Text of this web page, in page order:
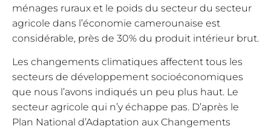
ménages ruraux et le poids du secteur du secteur
agricole dans l’économie camerounaise est
considérable, près de 30% du produit intérieur brut.
Les changements climatiques affectent tous les
secteurs de développement socioéconomiques
que nous l’avons indiqués un peu plus haut. Le
secteur agricole qui n’y échappe pas. D’après le
Plan National d’Adaptation aux Changements